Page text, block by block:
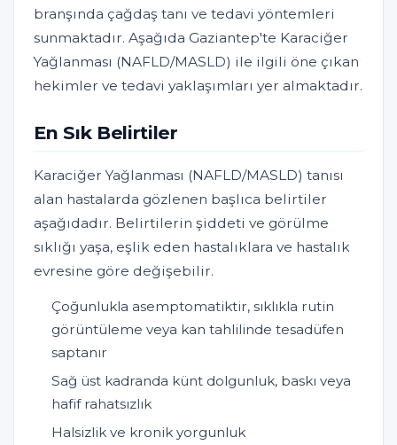
branşında çağdaş tanı ve tedavi yöntemleri
sunmaktadır. Aşağıda Gaziantep'te Karaciğer
Yağlanması (NAFLD/MASLD) ile ilgili öne çıkan
hekimler ve tedavi yaklaşımları yer almaktadır.
En Sık Belirtiler
Karaciğer Yağlanması (NAFLD/MASLD) tanısı
alan hastalarda gözlenen başlıca belirtiler
aşağıdadır. Belirtilerin şiddeti ve görülme
sıklığı yaşa, eşlik eden hastalıklara ve hastalık
evresine göre değişebilir.
Çoğunlukla asemptomatiktir, sıklıkla rutin
görüntüleme veya kan tahlilinde tesadüfen
saptanır
Sağ üst kadranda künt dolgunluk, baskı veya
hafif rahatsızlık
Halsizlik ve kronik yorgunluk